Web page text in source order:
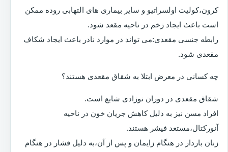
کرون،کولیت اولسراتیو و سایر بیماری های التهابی روده ممکن
است باعث ایجاد زخم در ناحیه مقعد شود.
رابطه جنسی مقعدی:می تواند در موارد نادر باعث ایجاد شکاف
مقعدی شود.
چه کسانی در معرض ابتلا به شقاق مقعدی هستند؟
شقاق مقعدی در دوران نوزادی شایع است.
افراد مسن نیز به دلیل کاهش جریان خون در ناحیه
آنورکتال،مستعد فیشر هستند.
زنان باردار در هنگام زایمان و پس از آن،به دلیل فشار در هنگام